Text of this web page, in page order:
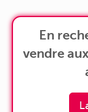
En
vendre